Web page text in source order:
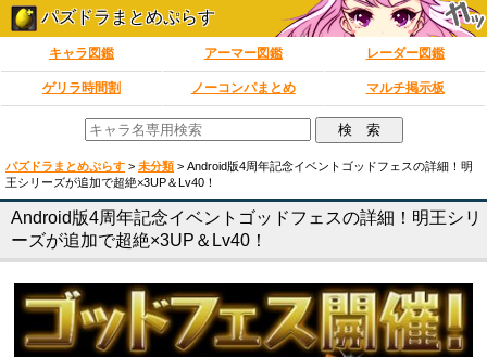
パズドラまとめぷらす
キャラ図鑑 アーマー図鑑 レーダー図鑑
ゲリラ時間割 ノーコンパまとめ マルチ掲示板
パズドラまとめぷらす > 未分類 > Android版4周年記念イベントゴッドフェスの詳細！明
王シリーズが追加で超絶×3UP＆Lv40！
Android版4周年記念イベントゴッドフェスの詳細！明王シリ
ーズが追加で超絶×3UP＆Lv40！